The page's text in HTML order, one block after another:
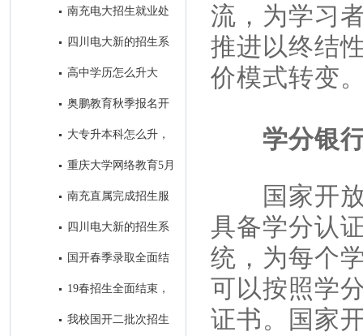
南充电大招生就业处
2019年春季工作亮点
四川电大新的招生系
统今日定型
高中学历怎么升大
奥鹏教育秋季报名开
大专升本科怎么升，
大专生怎样考本科？
重庆大学网络教育5月
7号开始报名！
南充直属完成招生服
务中心建设
四川电大新的招生系
统即将投入使用
国开春季录取全面结
束，录取学生信息进入教务系统
19春招生全面结束，
开始备战19秋招生工作
我校国开二批次招生
流，为学习
推进以终结
价模式转变
学分银
国家开
具备学分认
统，为每个
可以按照学
证书。国家